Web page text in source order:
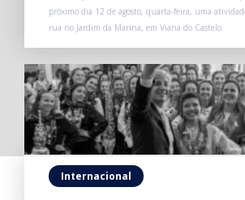
próximo dia 12 de agosto, quarta-feira, uma
rua no Jardim da Marina, em Viana do Castelo.
Internacional